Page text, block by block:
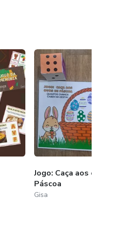
sem dificuldade!
e seriedade.
Jogo: Caça aos ovos de
Páscoa
Gisa